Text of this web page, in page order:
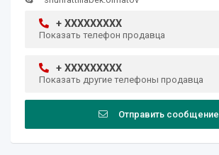
+ XXXXXXXXX
Показать телефон продавца
+ XXXXXXXXX
Показать другие телефоны продавца
Отправить сообщение